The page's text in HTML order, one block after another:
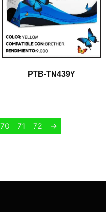
PTB-TN439Y
70 71 72 →